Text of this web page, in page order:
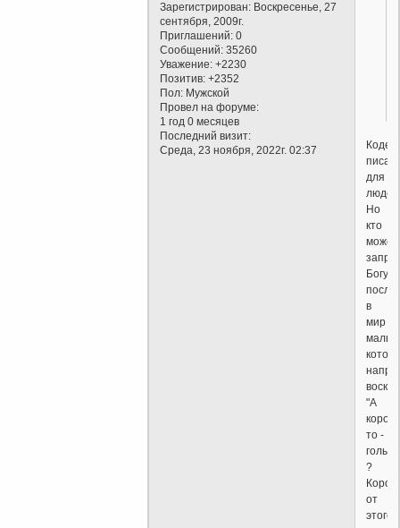
Зарегистрирован: Воскресенье, 27
сентября, 2009г.
Приглашений: 0
Сообщений: 35260
Уважение: +2230
Позитив: +2352
Пол: Мужской
Провел на форуме:
1 год 0 месяцев
Последний визит:
Среда, 23 ноября, 2022г. 02:37
для
Но
кто
может
Богу
в
мир
"А
то -
?
от
этого